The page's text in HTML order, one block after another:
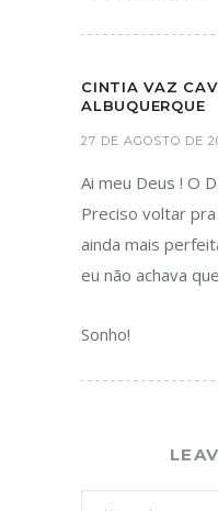
CINTIA VAZ
ALBUQUERQUE
27 DE AGOSTO DE
Ai meu Deus ! O
Preciso voltar
ainda mais
eu não achava
Sonho!